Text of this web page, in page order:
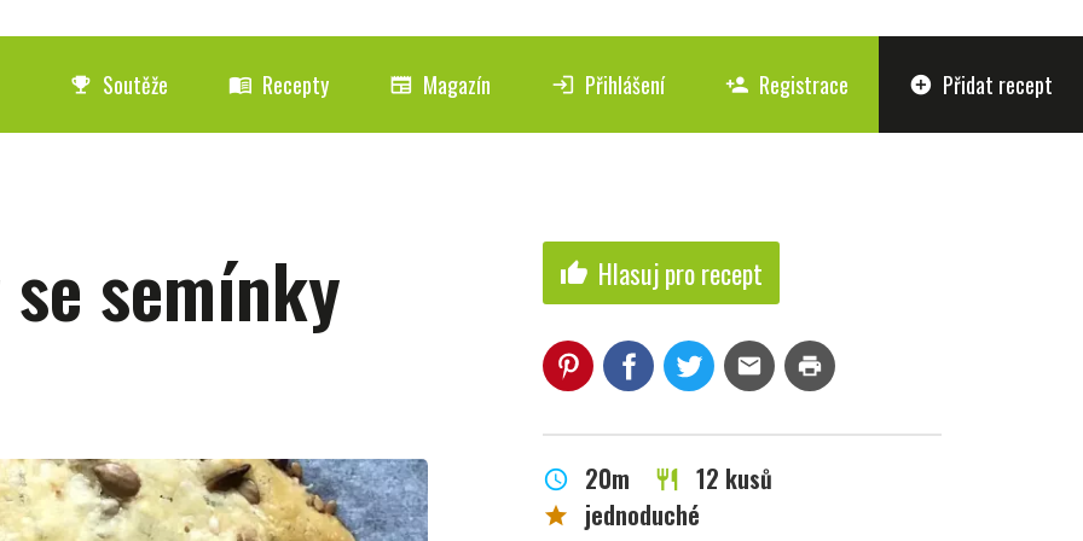
emoji_events Soutěže menu_book Recepty newspaper Magazín login Přihlášení person_add Registrace add_circle Přidat recept
semínky thumb_up Hlasuj pro recept
mail print
schedule 20m restaurant 12 kusů
star jednoduché